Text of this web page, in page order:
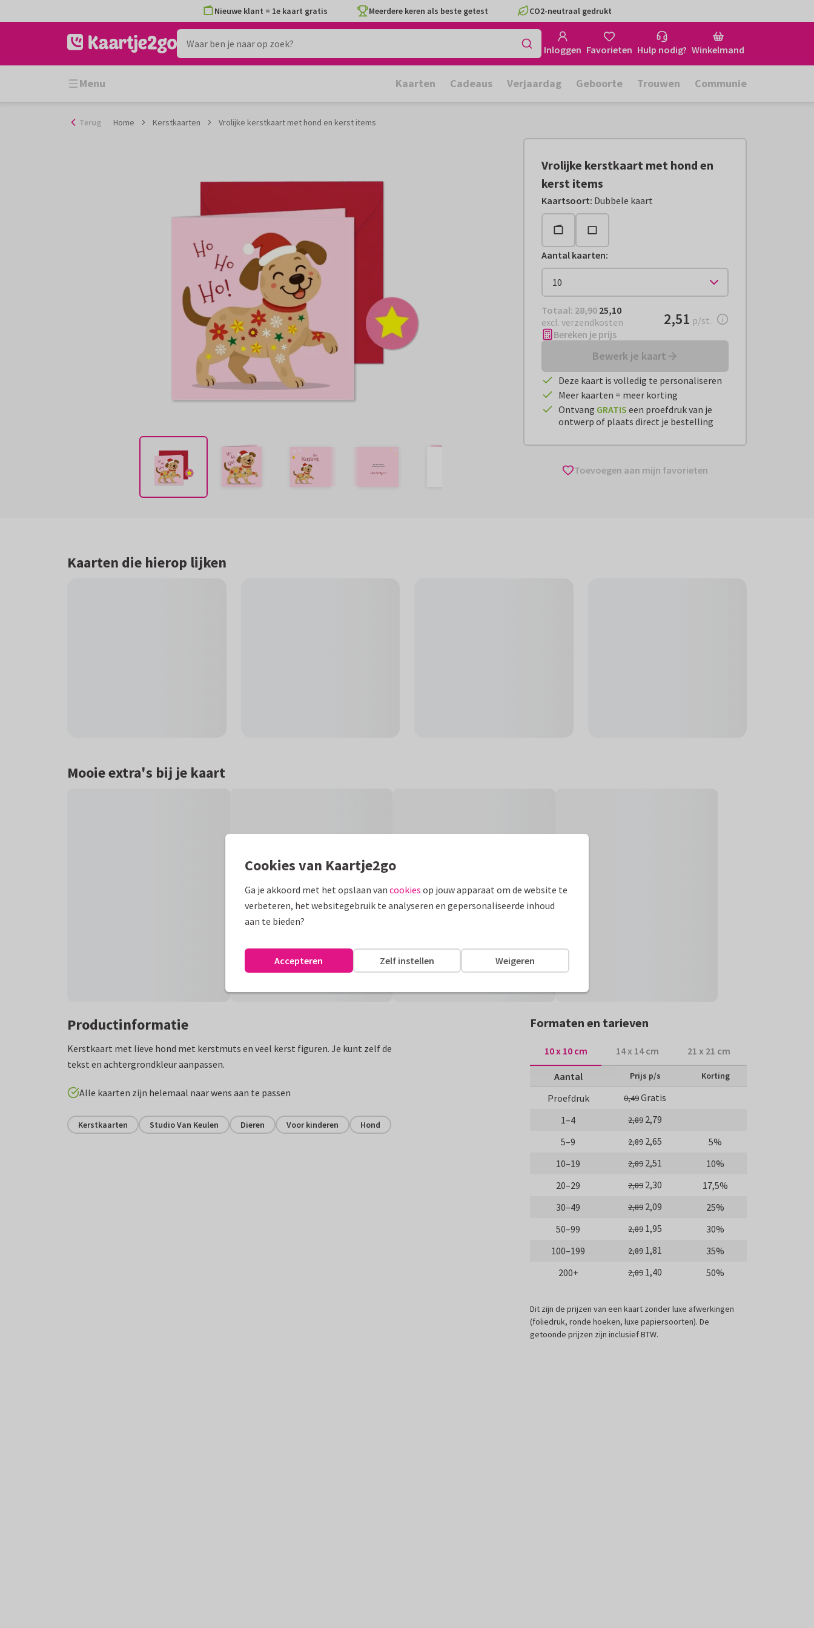
naar
Nieuwe klant = 1e kaart gratis Meerdere keren als beste getest CO2-neutraal gedrukt
Inloggen Favorieten Hulp nodig? Winkelmand
Menu Kaarten Cadeaus Verjaardag Geboorte Trouwen Communie
Terug Home Kerstkaarten Vrolijke kerstkaart met hond en kerst items
Vrolijke kerstkaart met hond en
kerst items
Kaartsoort: Dubbele kaart
Aantal kaarten:
Totaal: € 25,10
Totaal: 28,90 25,10
excl. verzendkosten
€ 2,51 per stuk
2,51 p/st.
Bereken je prijs
Bewerk je kaart
Deze kaart is volledig te personaliseren
Meer kaarten = meer korting
Ontvang GRATIS een proefdruk van je
ontwerp of plaats direct je bestelling
Toevoegen aan mijn favorieten
Kaarten die hierop lijken
Mooie extra's bij je kaart
Productinformatie
Kerstkaart met lieve hond met kerstmuts en veel kerst figuren. Je kunt zelf de
tekst en achtergrondkleur aanpassen.
Alle kaarten zijn helemaal naar wens aan te passen
Kerstkaarten Studio Van Keulen Dieren Voor kinderen Hond
Formaten en tarieven
10 x 10 cm 14 x 14 cm 21 x 21 cm
Aantal Prijs p/s Korting
Proefdruk 0,49Gratis
1–4
2,89 2,79
5–9
2,89 2,65
5%
10–19
2,89 2,51
10%
20–29
2,89 2,30
17,5%
30–49
2,89 2,09
25%
50–99
2,89 1,95
30%
100–199
2,89 1,81
35%
200+
2,89 1,40 50%
Dit zijn de prijzen van een kaart zonder luxe afwerkingen
(foliedruk, ronde hoeken, luxe papiersoorten). De
getoonde prijzen zijn inclusief BTW.
Cookies van Kaartje2go
Ga je akkoord met het opslaan van cookies op jouw apparaat om de website te
verbeteren, het websitegebruik te analyseren en gepersonaliseerde inhoud
aan te bieden?
Weigeren
Zelf instellen
Accepteren